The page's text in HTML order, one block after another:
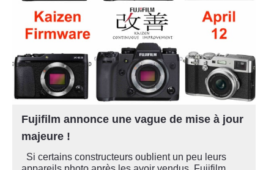
Fujifilm annonce une vague de mise à jour
majeure !
Si certains constructeurs oublient un peu leurs